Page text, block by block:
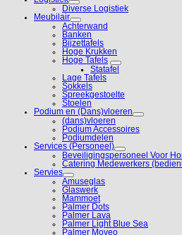
Diverse Logistiek
Meubilair
Achterwand
Banken
Bijzettafels
Hoge Krukken
Hoge Tafels
Statafel
Lage Tafels
Sokkels
Spreekgestoelte
Stoelen
Podium en (Dans)vloeren
(dans)vloeren
Podium Accessoires
Podiumdelen
Services (Personeel)
Beveiligingspersoneel Voor
Catering Medewerkers
Servies
Amuseglas
Glaswerk
Mammoet
Palmer Dots
Palmer Lava
Palmer Light Blue Sea
Palmer Moveo